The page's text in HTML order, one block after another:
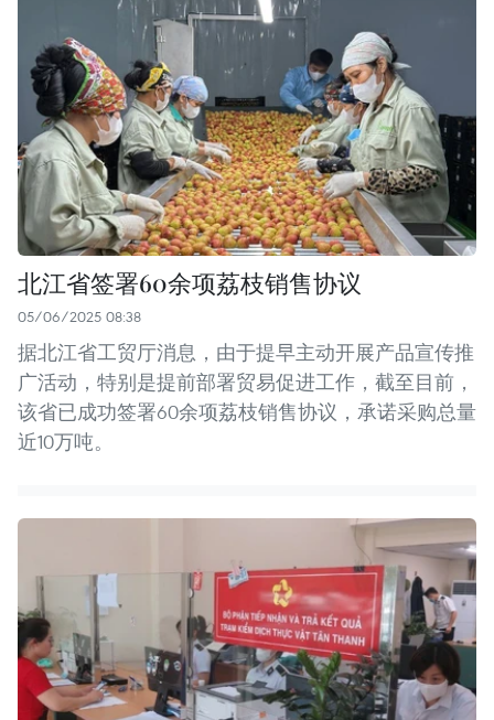
北江省签署60余项荔枝销售协议
05/06/2025 08:38
据北江省工贸厅消息，由于提早主动开展产品宣传推
广活动，特别是提前部署贸易促进工作，截至目前，
该省已成功签署60余项荔枝销售协议，承诺采购总量
近10万吨。